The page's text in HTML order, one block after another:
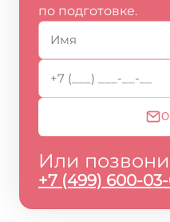
по подготовке.
Или
+7 (499) 600-